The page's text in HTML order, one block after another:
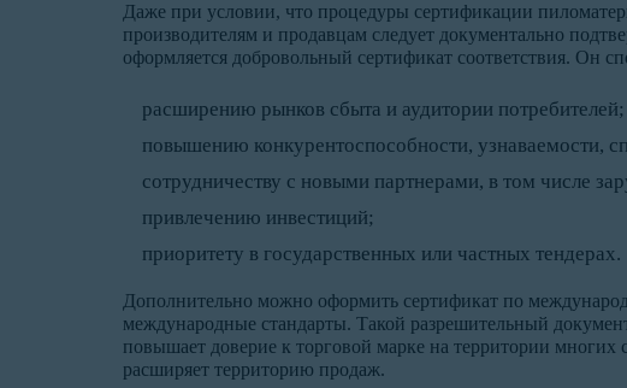
Даже при условии, что процедуры сертификации
производителям и продавцам следует документально
оформляется добровольный сертификат соответствия. Он
расширению рынков сбыта и аудитории потребителей;
повышению конкурентоспособности, узнаваемости,
сотрудничеству с новыми партнерами, в том числе
привлечению инвестиций;
приоритету в государственных или частных тендерах.
Дополнительно можно оформить сертификат по
международные стандарты. Такой разрешительный
повышает доверие к торговой марке на территории многих
расширяет территорию продаж.